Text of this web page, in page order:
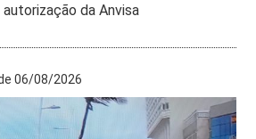
da Anvisa
06/08/2026